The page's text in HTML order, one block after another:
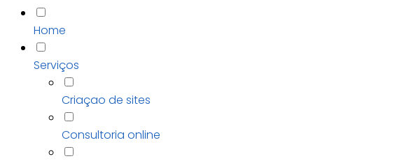
Home
Serviços
Criaçao de sites
Consultoria online